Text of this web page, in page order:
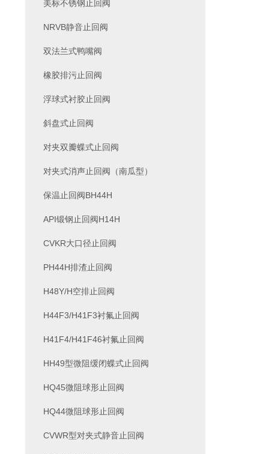
美标不锈钢止回阀
NRVB静音止回阀
双法兰式鸭嘴阀
橡胶排污止回阀
浮球式衬胶止回阀
斜盘式止回阀
对夹双瓣蝶式止回阀
对夹式消声止回阀（南瓜型）
保温止回阀BH44H
API锻钢止回阀H14H
CVKR大口径止回阀
PH44H排渣止回阀
H48Y/H空排止回阀
H44F3/H41F3衬氟止回阀
H41F4/H41F46衬氟止回阀
HH49型微阻缓闭蝶式止回阀
HQ45微阻球形止回阀
HQ44微阻球形止回阀
CVWR型对夹式静音止回阀